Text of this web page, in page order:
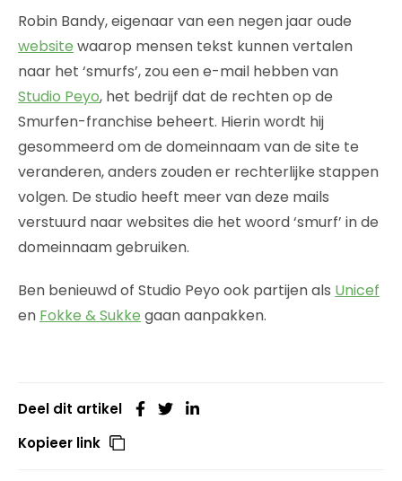
Robin Bandy, eigenaar van een negen jaar oude
website waarop mensen tekst kunnen vertalen
naar het ‘smurfs’, zou een e-mail hebben van
Studio Peyo, het bedrijf dat de rechten op de
Smurfen-franchise beheert. Hierin wordt hij
gesommeerd om de domeinnaam van de site te
veranderen, anders zouden er rechterlijke stappen
volgen. De studio heeft meer van deze mails
verstuurd naar websites die het woord ‘smurf’ in de
domeinnaam gebruiken.
Ben benieuwd of Studio Peyo ook partijen als Unicef
en Fokke & Sukke gaan aanpakken.
Deel dit artikel
Kopieer link